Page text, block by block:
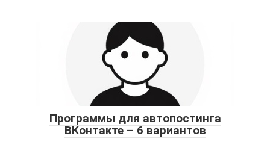
Программы для автопостинга
ВКонтакте – 6 вариантов